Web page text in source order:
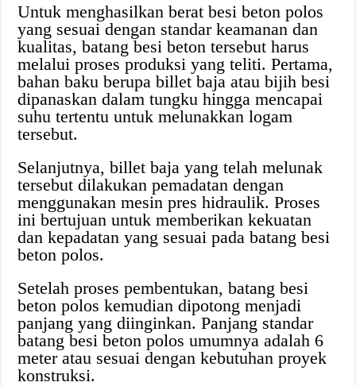
Untuk menghasilkan berat besi beton polos
yang sesuai dengan standar keamanan dan
kualitas, batang besi beton tersebut harus
melalui proses produksi yang teliti. Pertama,
bahan baku berupa billet baja atau bijih besi
dipanaskan dalam tungku hingga mencapai
suhu tertentu untuk melunakkan logam
tersebut.
Selanjutnya, billet baja yang telah melunak
tersebut dilakukan pemadatan dengan
menggunakan mesin pres hidraulik. Proses
ini bertujuan untuk memberikan kekuatan
dan kepadatan yang sesuai pada batang besi
beton polos.
Setelah proses pembentukan, batang besi
beton polos kemudian dipotong menjadi
panjang yang diinginkan. Panjang standar
batang besi beton polos umumnya adalah 6
meter atau sesuai dengan kebutuhan proyek
konstruksi.